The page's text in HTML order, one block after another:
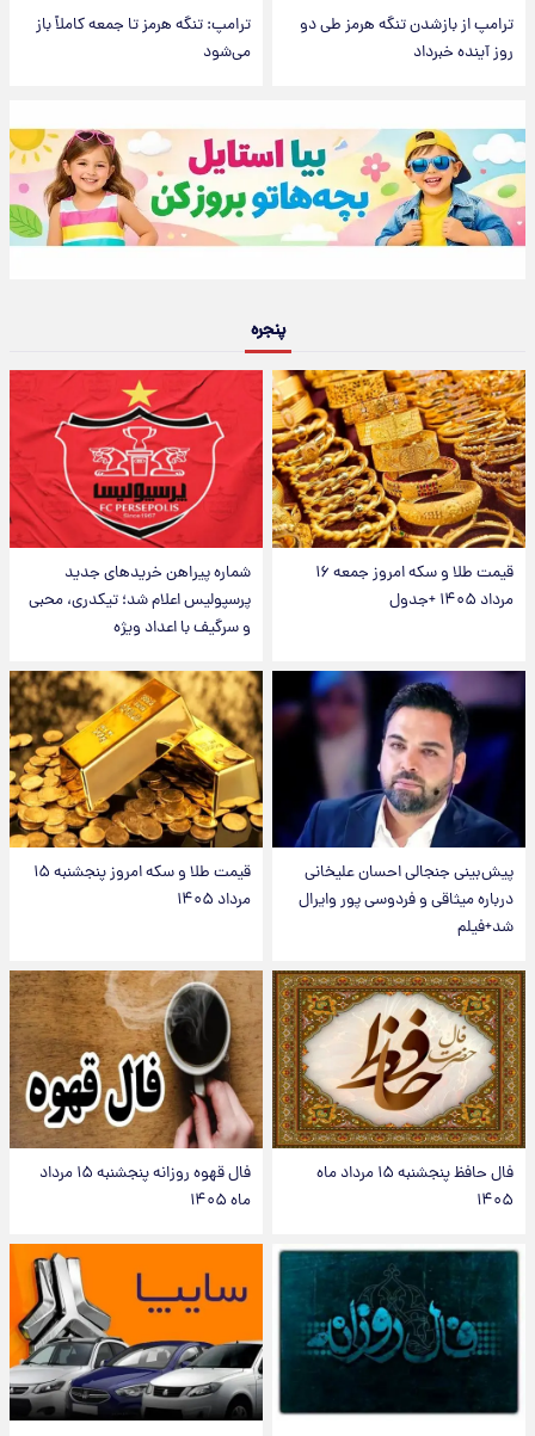
ترامپ از بازشدن تنگه هرمز طی دو
روز آینده خبرداد
ترامپ: تنگه هرمز تا جمعه کاملاً باز
می‌شود
پنجره
قیمت طلا و سکه امروز جمعه ۱۶
مرداد ۱۴۰۵ +جدول
شماره پیراهن خریدهای جدید
پرسپولیس اعلام شد؛ تیکدری، محبی
و سرگیف با اعداد ویژه
پیش‌بینی جنجالی احسان علیخانی
درباره میثاقی و فردوسی پور وایرال
شد+فیلم
قیمت طلا و سکه امروز پنجشنبه ۱۵
مرداد ۱۴۰۵
فال حافظ پنجشنبه ۱۵ مرداد ماه
۱۴۰۵
فال قهوه روزانه پنجشنبه ۱۵ مرداد
ماه ۱۴۰۵